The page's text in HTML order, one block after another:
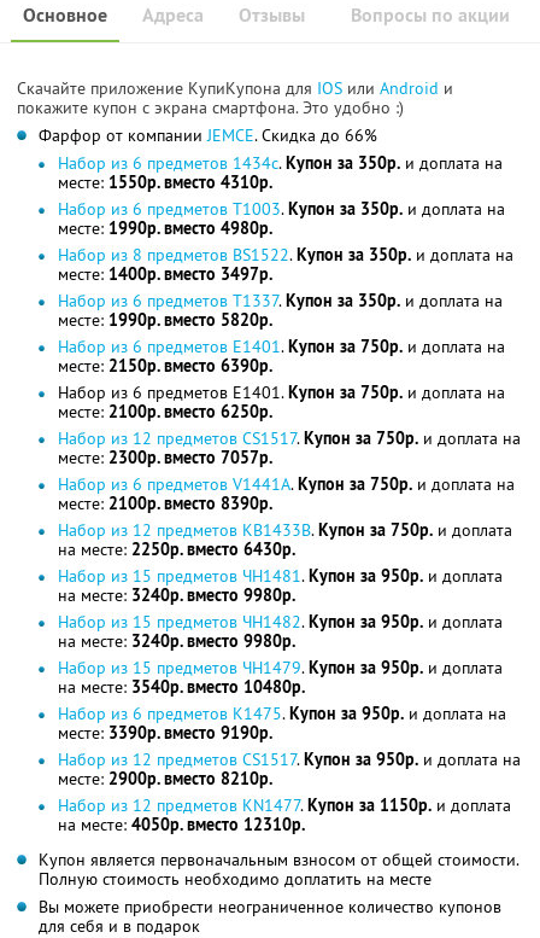
Основное Отзывы Вопросы по акции
Адреса
Скачайте приложение КупиКупона для IOS или Android и
покажите купон с экрана смартфона. Это удобно :)
Фарфор от компанииJEMCE. Скидка до 66%
Набор из 6 предметов 1434с.Купон за 350р. и доплата на
месте: 1550р. вместо 4310р.
Набор из 6 предметов T1003.Купон за 350р. и доплата на
месте: 1990р. вместо 4980р.
Набор из 8 предметов BS1522.Купон за 350р. и доплата на
месте: 1400р. вместо 3497р.
Набор из 6 предметов T1337.Купон за 350р. и доплата на
месте: 1990р. вместо 5820р.
Набор из 6 предметов E1401.Купон за 750р. и доплата на
месте: 2150р. вместо 6390р.
Набор из 6 предметов E1401.Купон за 750р. и доплата на
месте: 2100р. вместо 6250р.
Набор из 12 предметов CS1517.Купон за 750р. и доплата на
месте: 2300р. вместо 7057р.
Набор из 6 предметов V1441A.Купон за 750р. и доплата на
месте: 2100р. вместо 8390р.
Набор из 12 предметов KB1433В.Купон за 750р. и доплата
на месте: 2250р. вместо 6430р.
Набор из 15 предметов ЧН1481.Купон за 950р. и доплата
на месте: 3240р. вместо 9980р.
Набор из 15 предметов ЧН1482.Купон за 950р. и доплата
на месте: 3240р. вместо 9980р.
Набор из 15 предметов ЧН1479.Купон за 950р. и доплата
на месте: 3540р. вместо 10480р.
Набор из 6 предметов K1475.Купон за 950р. и доплата на
месте: 3390р. вместо 9190р.
Набор из 12 предметов CS1517.Купон за 950р. и доплата на
месте: 2900р. вместо 8210р.
Набор из 12 предметов KN1477.Купон за 1150р. и доплата
на месте: 4050р. вместо 12310р.
Купон является первоначальным взносом от общей стоимости.
Полную стоимость необходимо доплатить на месте
Вы можете приобрести неограниченное количество купонов
для себя и в подарок